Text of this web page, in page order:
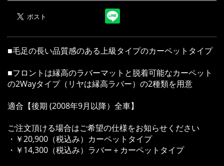
■毛足の長い品質感のある上級タイプのカーペットタイプ
■フロントは縁高のラバーマットと脱着可能なカーペット
の2Wayタイプ（リヤは縁高ラバー）の2種類を用意
適合【後期 (2008年9月以降）全車】
ご注文頂ける場合はご希望の仕様をお知らせください
・￥20,900（税込み）カーペットタイプ
・￥14,300（税込み）ラバー＋カーペットタイプ